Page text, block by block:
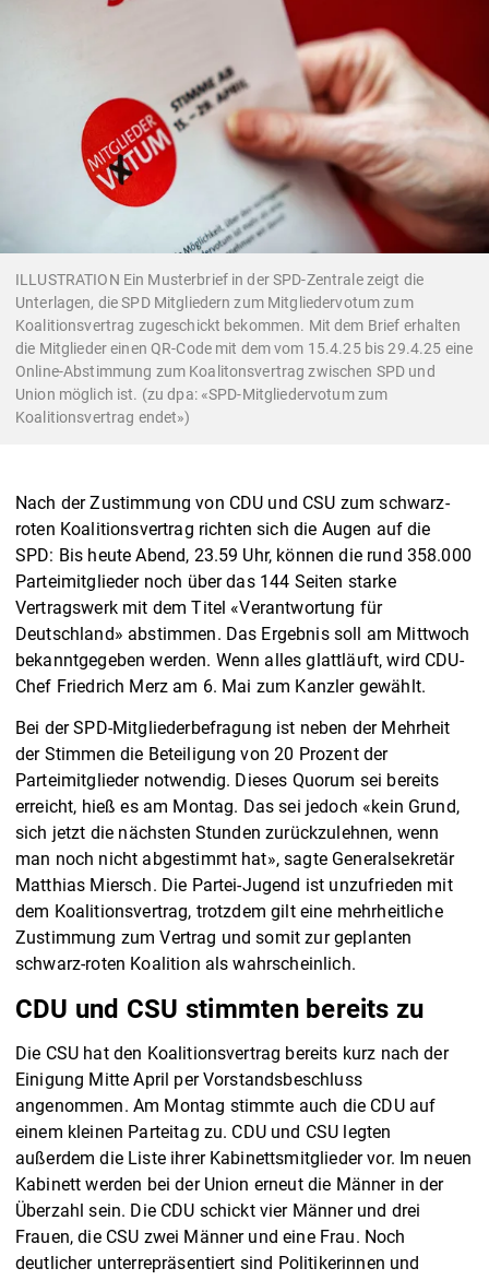
ILLUSTRATION Ein Musterbrief in der SPD-Zentrale zeigt die
Unterlagen, die SPD Mitgliedern zum Mitgliedervotum zum
Koalitionsvertrag zugeschickt bekommen. Mit dem Brief erhalten
die Mitglieder einen QR-Code mit dem vom 15.4.25 bis 29.4.25 eine
Online-Abstimmung zum Koalitonsvertrag zwischen SPD und
Union möglich ist. (zu dpa: «SPD-Mitgliedervotum zum
Koalitionsvertrag endet»)
Nach der Zustimmung von CDU und CSU zum schwarz-
roten Koalitionsvertrag richten sich die Augen auf die
SPD: Bis heute Abend, 23.59 Uhr, können die rund 358.000
Parteimitglieder noch über das 144 Seiten starke
Vertragswerk mit dem Titel «Verantwortung für
Deutschland» abstimmen. Das Ergebnis soll am Mittwoch
bekanntgegeben werden. Wenn alles glattläuft, wird CDU-
Chef Friedrich Merz am 6. Mai zum Kanzler gewählt.
Bei der SPD-Mitgliederbefragung ist neben der Mehrheit
der Stimmen die Beteiligung von 20 Prozent der
Parteimitglieder notwendig. Dieses Quorum sei bereits
erreicht, hieß es am Montag. Das sei jedoch «kein Grund,
sich jetzt die nächsten Stunden zurückzulehnen, wenn
man noch nicht abgestimmt hat», sagte Generalsekretär
Matthias Miersch. Die Partei-Jugend ist unzufrieden mit
dem Koalitionsvertrag, trotzdem gilt eine mehrheitliche
Zustimmung zum Vertrag und somit zur geplanten
schwarz-roten Koalition als wahrscheinlich.
CDU und CSU stimmten bereits zu
Die CSU hat den Koalitionsvertrag bereits kurz nach der
Einigung Mitte April per Vorstandsbeschluss
angenommen. Am Montag stimmte auch die CDU auf
einem kleinen Parteitag zu. CDU und CSU legten
außerdem die Liste ihrer Kabinettsmitglieder vor. Im neuen
Kabinett werden bei der Union erneut die Männer in der
Überzahl sein. Die CDU schickt vier Männer und drei
Frauen, die CSU zwei Männer und eine Frau. Noch
deutlicher unterrepräsentiert sind Politikerinnen und